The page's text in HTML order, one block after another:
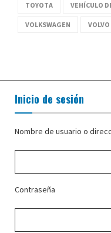
TOYOTA VEHÍCULO
VOLKSWAGEN VOLVO
Inicio de sesión
Nombre de usuario o
Contraseña